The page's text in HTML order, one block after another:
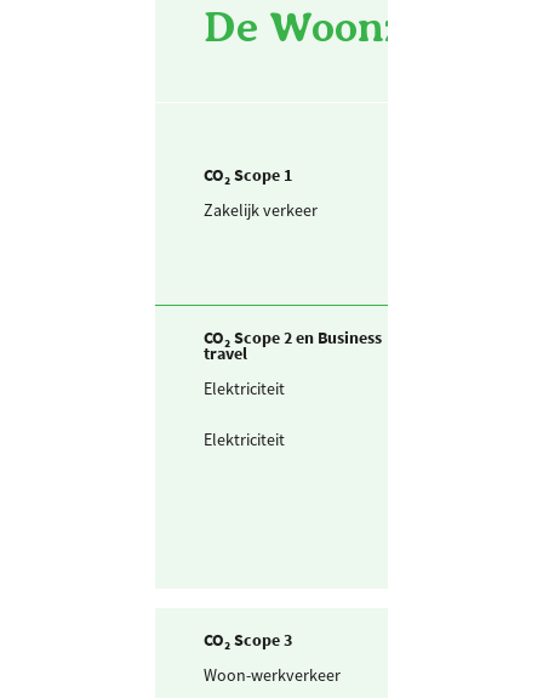
De Woonzaken
CO₂ Scope 1
Zakelijk verkeer
CO₂ Scope 2 en Business
travel
Elektriciteit
Elektriciteit
CO₂ Scope 3
Woon-werkverkeer